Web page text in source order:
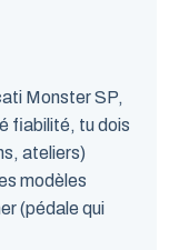
Monster SP,
fiabilité, tu dois
ateliers)
modèles
(pédale qui